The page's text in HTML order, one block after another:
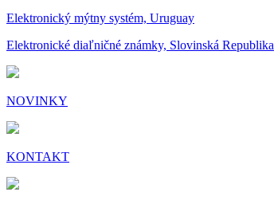
Elektronický mýtny systém, Uruguay
Elektronické diaľničné známky, Slovinská Republika
NOVINKY
KONTAKT